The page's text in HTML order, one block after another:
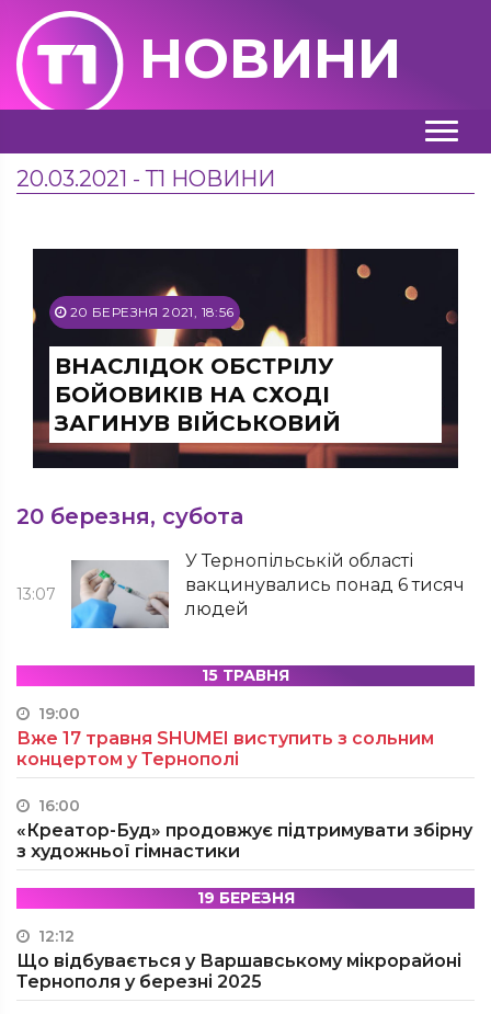
НОВИНИ
20.03.2021 - Т1 НОВИНИ
20 БЕРЕЗНЯ 2021, 18:56
ВНАСЛІДОК ОБСТРІЛУ
БОЙОВИКІВ НА СХОДІ
ЗАГИНУВ ВІЙСЬКОВИЙ
20 березня, субота
13:07
У Тернопільській області
вакцинувались понад 6 тисяч
людей
15 ТРАВНЯ
19:00
Вже 17 травня SHUMEI виступить з сольним
концертом у Тернополі
16:00
«Креатор-Буд» продовжує підтримувати збірну
з художньої гімнастики
19 БЕРЕЗНЯ
12:12
Що відбувається у Варшавському мікрорайоні
Тернополя у березні 2025